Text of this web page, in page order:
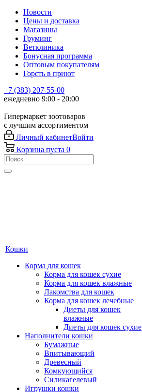
Новости
Цены и доставка
Магазины
Груминг
Ветклиника
Бонусная программа
Оптовым покупателям
Горсть в приют
+7 (383) 207-55-00
ежедневно 9:00 - 20:00
Гипермаркет зоотоваров
с лучшим ассортиментом
Личный кабинетВойти
Корзина пуста 0
Кошки
Корма для кошек
Корма для кошек сухие
Корма для кошек влажные
Лакомства для кошек
Корма для кошек лечебные
Диеты для кошек
влажные
Диеты для кошек сухие
Наполнители кошки
Бумажные
Впитывающий
Древесный
Комкующийся
Силикагелевый
Игрушки кошки